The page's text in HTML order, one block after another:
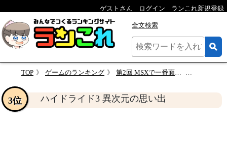
ゲストさん ログイン ランこれ新規登録
全文検索
TOP ゲームのランキング 第2回 MSXで一番面白かったゲームを決めるランキング
ハイドライド3 異次元の思い出
3位